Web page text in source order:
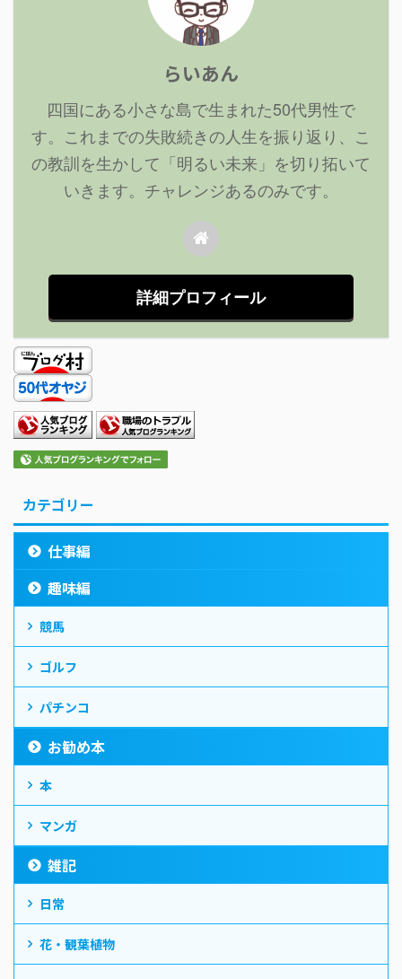
らいあん
四国にある小さな島で生まれた50代男性で
す。これまでの失敗続きの人生を振り返り、こ
の教訓を生かして「明るい未来」を切り拓いて
いきます。チャレンジあるのみです。
詳細プロフィール
カテゴリー
仕事編
趣味編
競馬
ゴルフ
パチンコ
お勧め本
本
マンガ
雑記
日常
花・観葉植物